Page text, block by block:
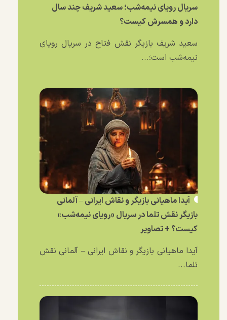
سریال رویای نیمه‌شب؛ سعید شریف چند سال
دارد و همسرش کیست؟
سعید شریف بازیگر نقش فتاح در سریال رویای
نیمه‌شب است؛...
آیدا ماهیانی بازیگر و نقاش ایرانی – آلمانی
بازیگر نقش تلما در سریال «رویای نیمه‌شب»
کیست؟ + تصاویر
آیدا ماهیانی بازیگر و نقاش ایرانی – آلمانی نقش
تلما...